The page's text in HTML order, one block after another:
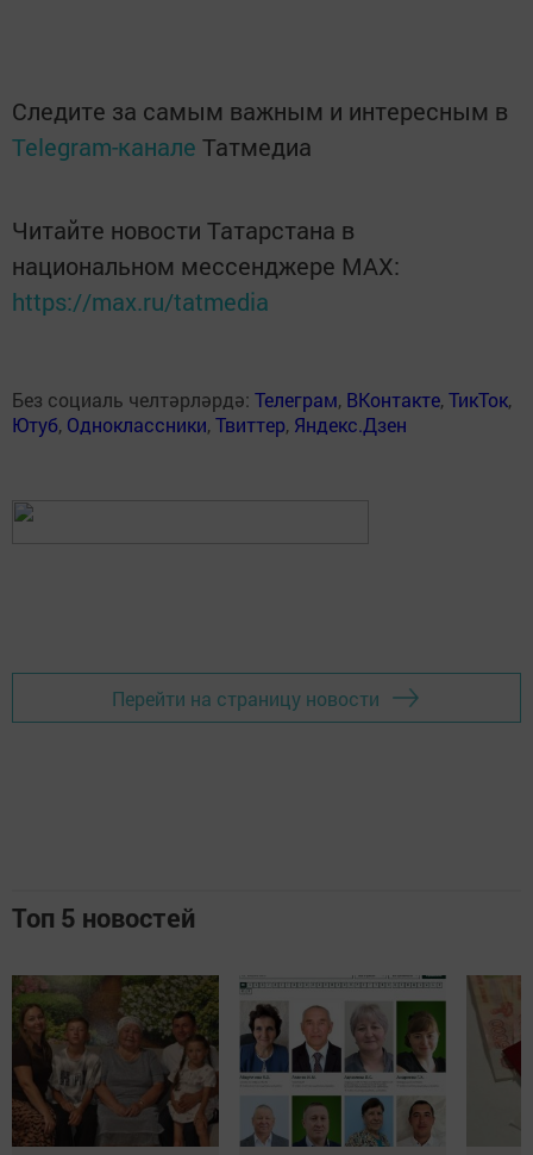
Следите за самым важным и интересным в
Telegram-канале Татмедиа
Читайте новости Татарстана в
национальном мессенджере MАХ:
https://max.ru/tatmedia
Без социаль челтәрләрдә: Телеграм, ВКонтакте,ТикТок,
Ютуб, Одноклассники,Твиттер, Яндекс.Дзен
Перейти на страницу новости
Топ 5 новостей